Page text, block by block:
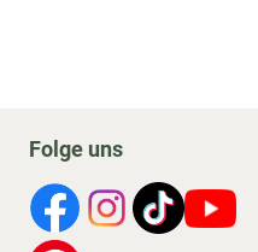
Folge uns